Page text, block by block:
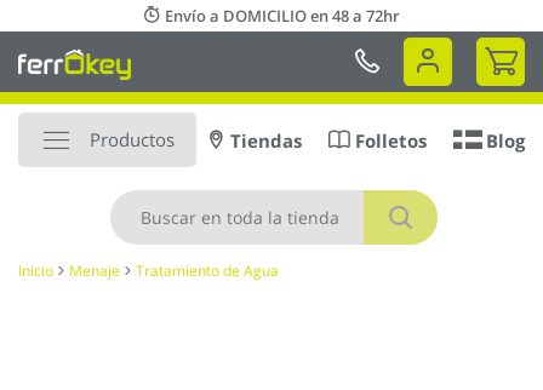
al
contenido
Envío a DOMICILIO en 48 a 72hr
Mi
Productos
Buscar
Tiendas Folletos Blog
Inicio Menaje Tratamiento de Agua